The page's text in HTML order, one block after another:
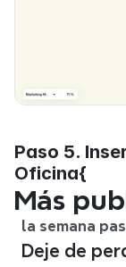
Paso 5.
Oficina{
Más
la semana
Deje de